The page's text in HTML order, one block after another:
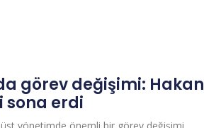
görev değişimi: Hakan
sona erdi